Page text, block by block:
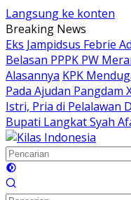
Langsung ke konten
Breaking News
Eks Jampidsus Febrie
Belasan PPPK PW
Alasannya KPK
Pada Ajudan Pangdam
Istri, Pria di Pelalawan
Bupati Langkat Syah